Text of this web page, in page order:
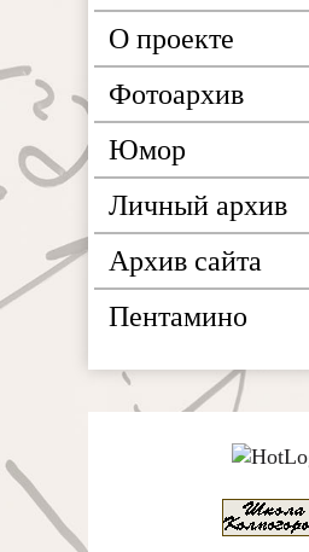
О проекте
Фотоархив
Юмор
Личный архив
Архив сайта
Пентамино